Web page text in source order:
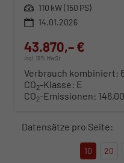
Leistung 110 kW (150 PS)
14.01.2026
43.870,– €
incl. 19% MwSt.
Verbrauch kombiniert:
CO2-Klasse: E
CO2-Emissionen:
Datensätze pro Seite:
10 20